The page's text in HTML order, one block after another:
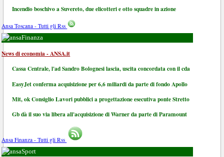
Incendio boschivo a Suvereto, due elicotteri e otto squadre in azione
Ansa Toscana - Tutti gli Rss
Finanza
News di economia - ANSA.it
Cassa Centrale, l'ad Sandro Bolognesi lascia, uscita concordata con il cda
EasyJet conferma acquisizione per 6,6 miliardi da parte di fondo Apollo
Mit, ok Consiglio Lavori pubblici a progettazione esecutiva ponte Stretto
Gb dà il suo via libera all'acquisizione di Warner da parte di Paramount
Ansa Finanza - Tutti gli Rss
Sport